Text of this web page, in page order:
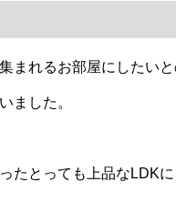
れるお部屋にしたいと
ました。
たとっても上品なLDK